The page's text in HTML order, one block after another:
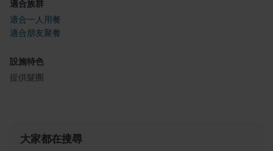
適合族群
適合一人用餐
適合朋友聚餐
設施特色
提供髮圈
大家都在搜尋